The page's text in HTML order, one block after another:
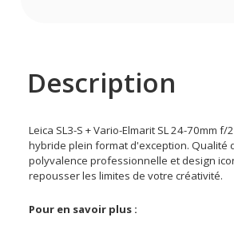
Description
Leica SL3-S + Vario-Elmarit SL 24-70mm f/
hybride plein format d'exception. Qualité
polyvalence professionnelle et design
repousser les limites de votre créativité.
Pour en savoir plus :